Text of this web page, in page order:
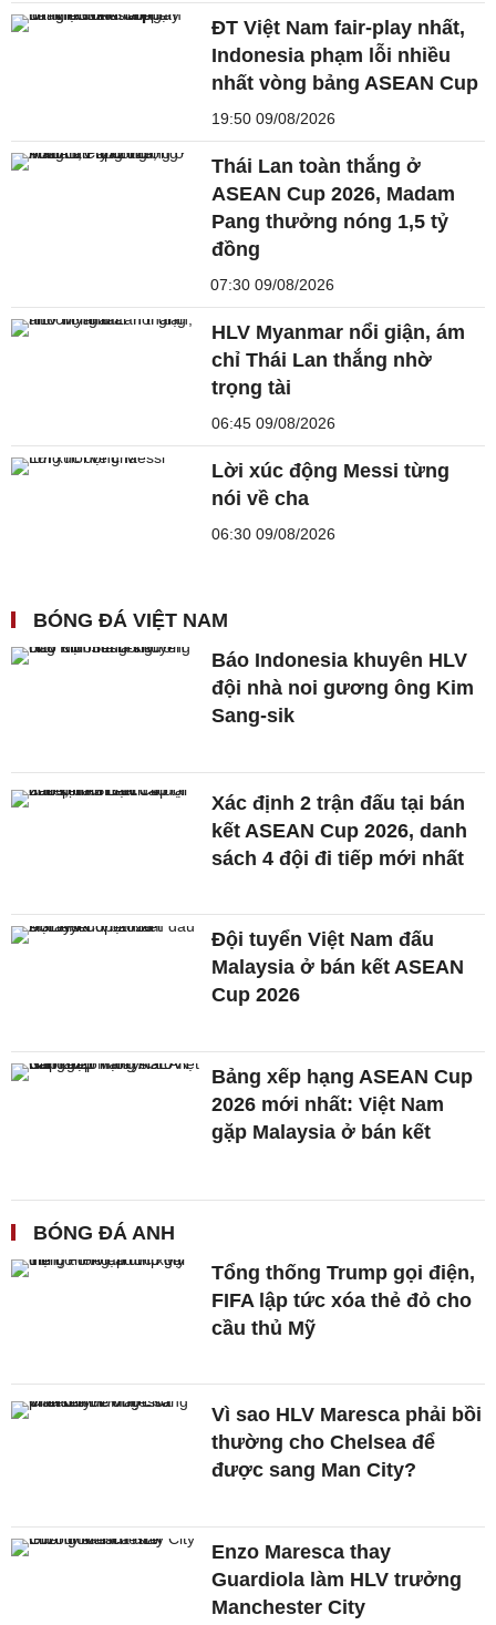
ĐT Việt Nam fair-play nhất,
Indonesia phạm lỗi nhiều
nhất vòng bảng ASEAN Cup
19:50 09/08/2026
Thái Lan toàn thắng ở
ASEAN Cup 2026, Madam
Pang thưởng nóng 1,5 tỷ
đồng
07:30 09/08/2026
HLV Myanmar nổi giận, ám
chỉ Thái Lan thắng nhờ
trọng tài
06:45 09/08/2026
Lời xúc động Messi từng
nói về cha
06:30 09/08/2026
BÓNG ĐÁ VIỆT NAM
Báo Indonesia khuyên HLV
đội nhà noi gương ông Kim
Sang-sik
Xác định 2 trận đấu tại bán
kết ASEAN Cup 2026, danh
sách 4 đội đi tiếp mới nhất
Đội tuyển Việt Nam đấu
Malaysia ở bán kết ASEAN
Cup 2026
Bảng xếp hạng ASEAN Cup
2026 mới nhất: Việt Nam
gặp Malaysia ở bán kết
BÓNG ĐÁ ANH
Tổng thống Trump gọi điện,
FIFA lập tức xóa thẻ đỏ cho
cầu thủ Mỹ
Vì sao HLV Maresca phải bồi
thường cho Chelsea để
được sang Man City?
Enzo Maresca thay
Guardiola làm HLV trưởng
Manchester City